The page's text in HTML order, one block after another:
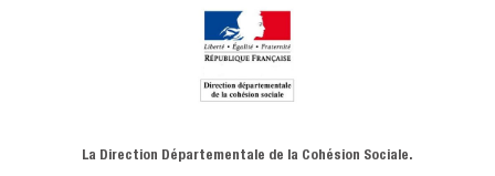
La Direction Départementale de la Cohésion Sociale.